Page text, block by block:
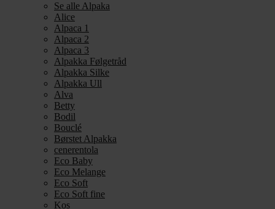
Se alle Alpaka
Alice
Alpaca 1
Alpaca 2
Alpaca 3
Alpakka Følgetråd
Alpakka Silke
Alpakka Ull
Alva
Betty
Bodil
Bouclé
Børstet Alpakka
cenerentola
Eco Baby
Eco Melange
Eco Soft
Eco Soft fine
Kos